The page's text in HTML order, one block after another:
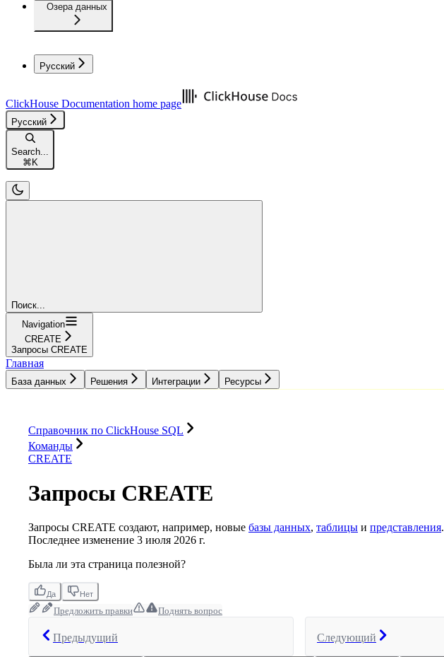
Озера данных
Русский
ClickHouse Documentation home page
Русский
Search...
⌘K
Поиск...
Navigation
CREATE
Запросы CREATE
Главная
База данных Решения Интеграции Ресурсы
Справочник по ClickHouse SQL
Команды
CREATE
Запросы CREATE
Запросы CREATE создают, например, новые базы данных, таблицы и представления.
Последнее изменение 3 июля 2026 г.
Была ли эта страница полезной?
Да Нет
Предложить правки Поднять вопрос
Предыдущий Следующий